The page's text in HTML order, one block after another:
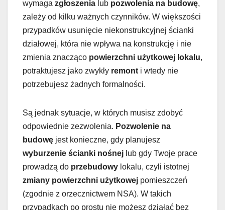
wymaga zgłoszenia lub pozwolenia na budowę,
zależy od kilku ważnych czynników. W większości
przypadków usunięcie niekonstrukcyjnej ścianki
działowej, która nie wpływa na konstrukcję i nie
zmienia znacząco powierzchni użytkowej lokalu,
potraktujesz jako zwykły remont i wtedy nie
potrzebujesz żadnych formalności.
Są jednak sytuacje, w których musisz zdobyć
odpowiednie zezwolenia. Pozwolenie na
budowę jest konieczne, gdy planujesz
wyburzenie ścianki nośnej lub gdy Twoje prace
prowadzą do przebudowy lokalu, czyli istotnej
zmiany powierzchni użytkowej pomieszczeń
(zgodnie z orzecznictwem NSA). W takich
przypadkach po prostu nie możesz działać bez